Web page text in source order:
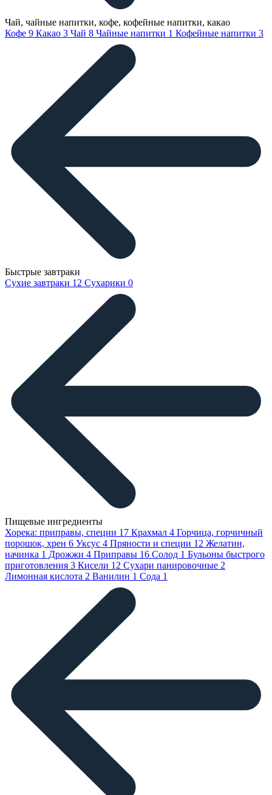
Чай, чайные напитки, кофе, кофейные напитки, какао
Кофе 9 Какао 3 Чай 8 Чайные напитки 1 Кофейные напитки 3
Быстрые завтраки
Сухие завтраки 12 Сухарики 0
Пищевые ингредиенты
Хорека: приправы, специи 17 Крахмал 4 Горчица, горчичный
порошок, хрен 6 Уксус 4 Пряности и специи 12 Желатин,
начинка 1 Дрожжи 4 Приправы 16 Солод 1 Бульоны быстрого
приготовления 3 Кисели 12 Сухари панировочные 2
Лимонная кислота 2 Ванилин 1 Сода 1